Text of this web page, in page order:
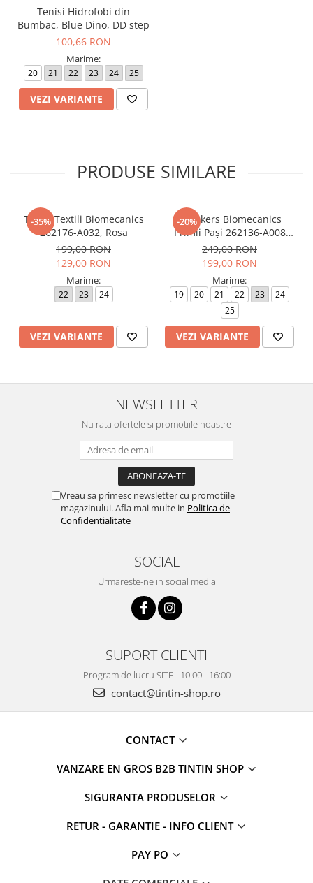
Tenisi Hidrofobi din
Bumbac, Blue Dino, DD step
100,66 RON
Marime:
20 21 22 23 24 25
VEZI VARIANTE
PRODUSE SIMILARE
-35%
Tenisi Textili Biomecanics
262176-A032, Rosa
199,00 RON
129,00 RON
Marime:
22 23 24
VEZI VARIANTE
-20%
Sneakers Biomecanics
Primii Pași 262136-A008
Azul Marino
249,00 RON
199,00 RON
Marime:
19 20 21 22 23
24
25
VEZI VARIANTE
NEWSLETTER
Nu rata ofertele si promotiile noastre
Vreau sa primesc newsletter cu promotiile
magazinului. Afla mai multe in Politica de
Confidentialitate
SOCIAL
Urmareste-ne in social media
SUPORT CLIENTI
Program de lucru SITE - 10:00 - 16:00
contact@tintin-shop.ro
CONTACT
VANZARE EN GROS B2B TINTIN SHOP
SIGURANTA PRODUSELOR
RETUR - GARANTIE - INFO CLIENT
PAY PO